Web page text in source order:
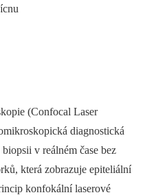
(Confocal Laser
diagnostická
v reálném čase bez
která zobrazuje epiteliální
konfokální laserové